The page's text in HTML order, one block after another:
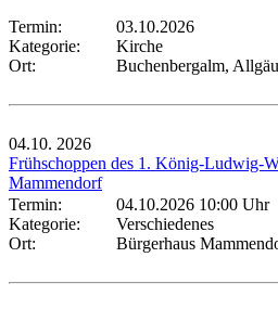
Termin:
03.10.2026
Kategorie:
Kirche
Ort:
Buchenbergalm, Allgäu
04.10. 2026
Frühschoppen des 1. König-Ludwig-
Mammendorf
Termin:
04.10.2026 10:00 Uhr
Kategorie:
Verschiedenes
Ort:
Bürgerhaus